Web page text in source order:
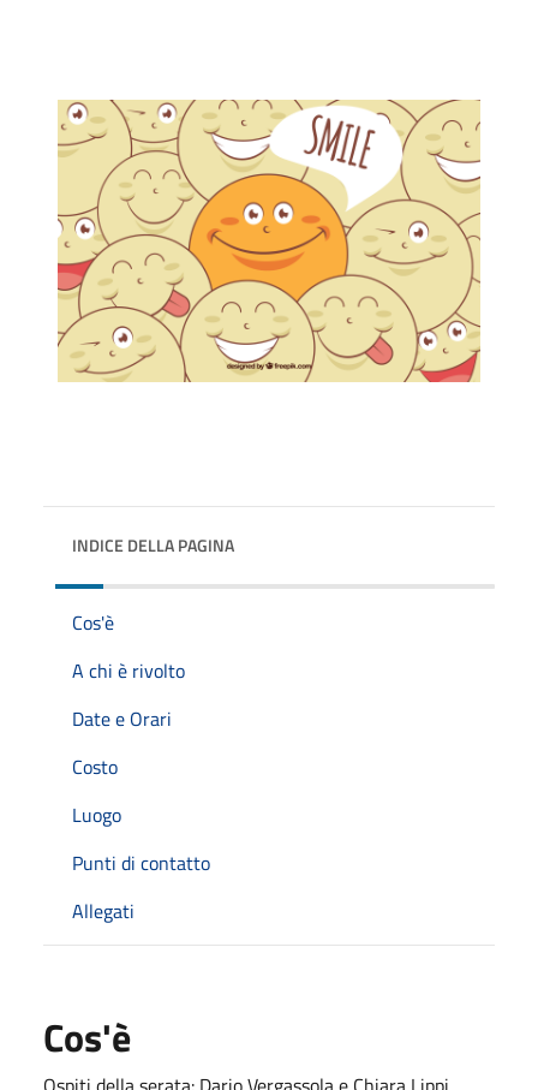
INDICE DELLA PAGINA
Cos'è
A chi è rivolto
Date e Orari
Costo
Luogo
Punti di contatto
Allegati
Cos'è